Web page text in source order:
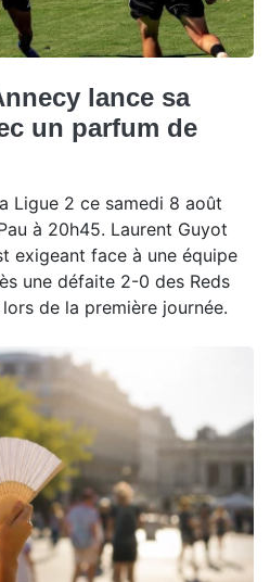
lance sa
un parfum de
Ligue 2 ce samedi 8 août
à 20h45. Laurent Guyot
exigeant face à une équipe
une défaite 2-0 des Reds
de la première journée.